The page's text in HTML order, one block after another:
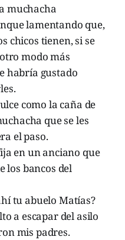
muchacha
lamentando que,
chicos tienen, si se
modo más
habría gustado
como la caña de
que se les
el paso.
en un anciano que
los bancos del
tu abuelo Matías?
a escapar del asilo
mis padres.